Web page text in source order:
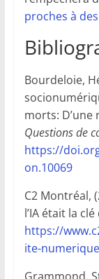
proches à
Bourdeloie,
morts‪:
Questions de
https://
on.10069
C2 Montréal,
l’IA était la
https://
ite-